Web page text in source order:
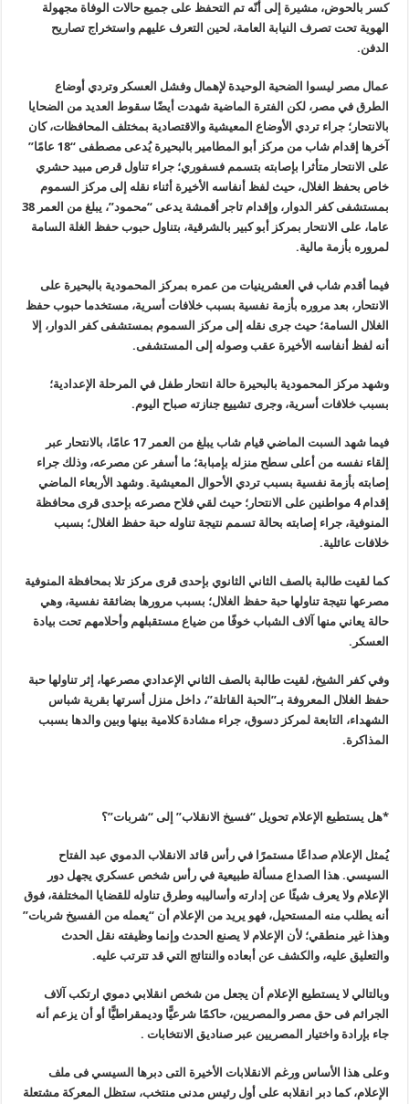
كسر بالحوض، مشيرة إلى أنّه تم التحفظ على جميع حالات الوفاة مجهولة
الهوية تحت تصرف النيابة العامة، لحين التعرف عليهم واستخراج تصاريح
الدفن.
عمال مصر ليسوا الضحية الوحيدة لإهمال وفشل العسكر وتردي أوضاع
الطرق في مصر، لكن الفترة الماضية شهدت أيضًا سقوط العديد من الضحايا
بالانتحار؛ جراء تردي الأوضاع المعيشية والاقتصادية بمختلف المحافظات، كان
آخرها إقدام شاب من مركز أبو المطامير بالبحيرة يُدعى مصطفى “18 عامًا”
على الانتحار متأثرا بإصابته بتسمم فسفوري؛ جراء تناول قرص مبيد حشري
خاص بحفظ الغلال، حيث لفظ أنفاسه الأخيرة أثناء نقله إلى مركز السموم
بمستشفى كفر الدوار، وإقدام تاجر أقمشة يدعى “محمود”، يبلغ من العمر 38
عاما، على الانتحار بمركز أبو كبير بالشرقية، بتناول حبوب حفظ الغلة السامة
لمروره بأزمة مالية.
فيما أقدم شاب في العشرينيات من عمره بمركز المحمودية بالبحيرة على
الانتحار، بعد مروره بأزمة نفسية بسبب خلافات أسرية، مستخدما حبوب حفظ
الغلال السامة؛ حيث جرى نقله إلى مركز السموم بمستشفى كفر الدوار، إلا
أنه لفظ أنفاسه الأخيرة عقب وصوله إلى المستشفى.
وشهد مركز المحمودية بالبحيرة حالة انتحار طفل في المرحلة الإعدادية؛
بسبب خلافات أسرية، وجرى تشييع جنازته صباح اليوم.
فيما شهد السبت الماضي قيام شاب يبلغ من العمر 17 عامًا، بالانتحار عبر
إلقاء نفسه من أعلى سطح منزله بإمبابة؛ ما أسفر عن مصرعه، وذلك جراء
إصابته بأزمة نفسية بسبب تردي الأحوال المعيشية. وشهد الأربعاء الماضي
إقدام 4 مواطنين على الانتحار؛ حيث لقي فلاح مصرعه بإحدى قرى محافظة
المنوفية، جراء إصابته بحالة تسمم نتيجة تناوله حبة حفظ الغلال؛ بسبب
خلافات عائلية.
كما لقيت طالبة بالصف الثاني الثانوي بإحدى قرى مركز تلا بمحافظة المنوفية
مصرعها نتيجة تناولها حبة حفظ الغلال؛ بسبب مرورها بضائقة نفسية، وهي
حالة يعاني منها آلاف الشباب خوفًا من ضياع مستقبلهم وأحلامهم تحت بيادة
العسكر .
وفي كفر الشيخ، لقيت طالبة بالصف الثاني الإعدادي مصرعها، إثر تناولها حبة
حفظ الغلال المعروفة بـ”الحبة القاتلة”، داخل منزل أسرتها بقرية شباس
الشهداء، التابعة لمركز دسوق، جراء مشادة كلامية بينها وبين والدها بسبب
المذاكرة.
*هل يستطيع الإعلام تحويل “فسيخ الانقلاب” إلى “شربات”؟
يُمثل الإعلام صداعًا مستمرًا في رأس قائد الانقلاب الدموي عبد الفتاح
السيسي. هذا الصداع مسألة طبيعية في رأس شخص عسكري يجهل دور
الإعلام ولا يعرف شيئًا عن إدارته وأساليبه وطرق تناوله للقضايا المختلفة، فوق
أنه يطلب منه المستحيل، فهو يريد من الإعلام أن “يعمله من الفسيخ شربات”
وهذا غير منطقي؛ لأن الإعلام لا يصنع الحدث وإنما وظيفته نقل الحدث
والتعليق عليه، والكشف عن أبعاده والنتائج التي قد تترتب عليه.
وبالتالي لا يستطيع الإعلام أن يجعل من شخص انقلابي دموي ارتكب آلاف
الجرائم فى حق مصر والمصريين، حاكمًا شرعيًّا وديمقراطيًّا أو أن يزعم أنه
جاء بإرادة واختيار المصريين عبر صناديق الانتخابات .
وعلى هذا الأساس ورغم الانقلابات الأخيرة التى دبرها السيسي فى ملف
الإعلام، كما دبر انقلابه على أول رئيس مدنى منتخب، ستظل المعركة مشتعلة